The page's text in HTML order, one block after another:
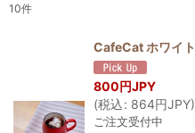
10件
CafeCat ホワイト
800円JPY
(税込: 864円JPY)
ご注文受付中